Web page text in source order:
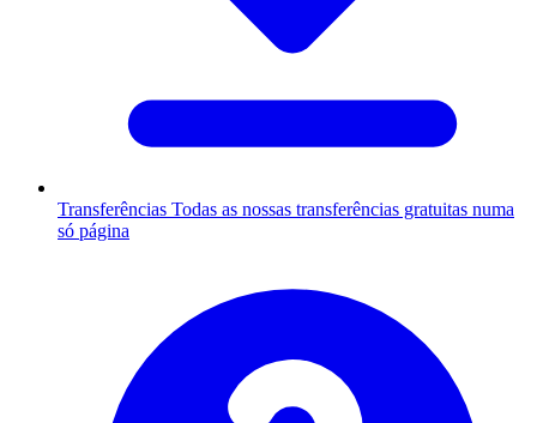
Transferências Todas as nossas transferências gratuitas numa
só página